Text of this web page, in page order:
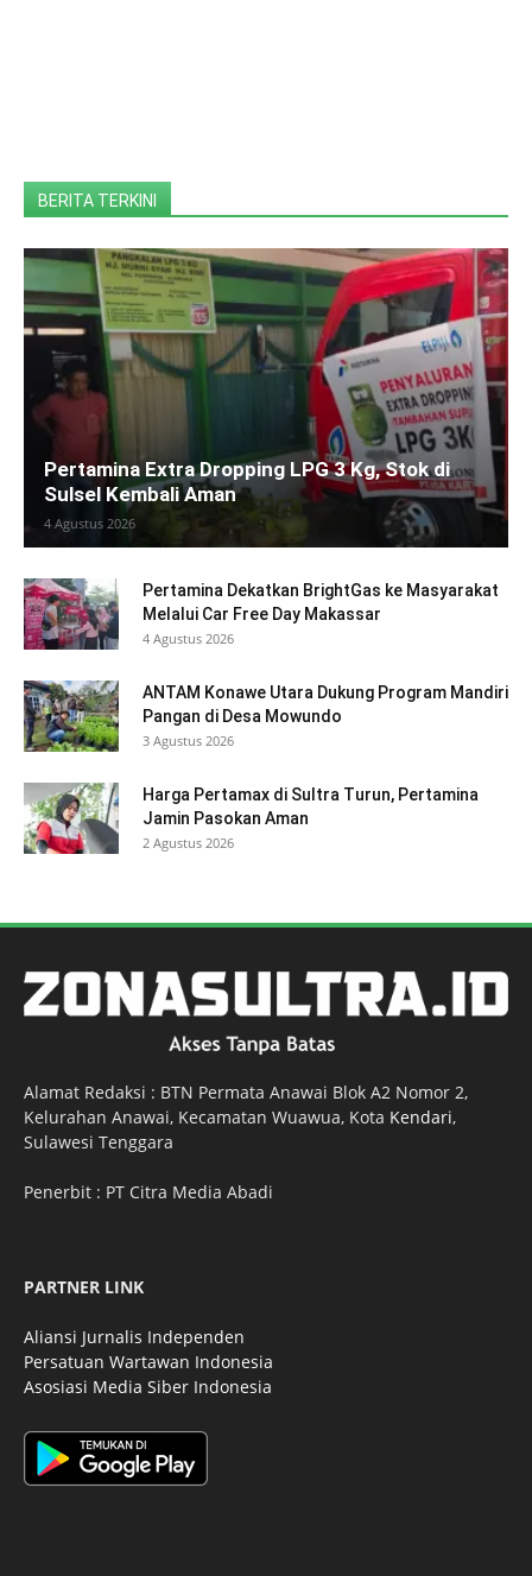
BERITA TERKINI
Pertamina Extra Dropping LPG 3 Kg, Stok di
Sulsel Kembali Aman
4 Agustus 2026
Pertamina Dekatkan BrightGas ke Masyarakat
Melalui Car Free Day Makassar
4 Agustus 2026
ANTAM Konawe Utara Dukung Program Mandiri
Pangan di Desa Mowundo
3 Agustus 2026
Harga Pertamax di Sultra Turun, Pertamina
Jamin Pasokan Aman
2 Agustus 2026
Alamat Redaksi : BTN Permata Anawai Blok A2 Nomor 2,
Kelurahan Anawai, Kecamatan Wuawua, Kota Kendari,
Sulawesi Tenggara
Penerbit : PT Citra Media Abadi
PARTNER LINK
Aliansi Jurnalis Independen
Persatuan Wartawan Indonesia
Asosiasi Media Siber Indonesia